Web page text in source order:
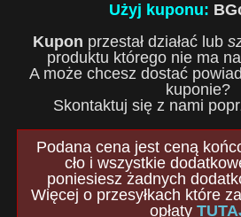
Użyj kuponu:
Kupon przestał działać lub
produktu którego nie ma
A może chcesz dostać
kuponie?
Skontaktuj się z nami
Podana cena jest ceną
cło i wszystkie
poniesiesz żadnych
Więcej o przesyłkach które
opłaty